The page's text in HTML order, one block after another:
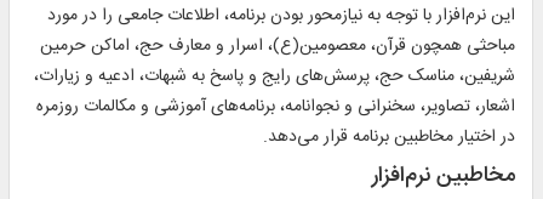
اين نرم‌افزار با توجه به نياز‌محور بودن برنامه، اطلاعات جامعی را در مورد
مباحثی همچون قرآن، معصومين(ع)، اسرار و معارف حج، اماکن حرمين
شريفين، مناسک حج، پرسش‌های رايج و پاسخ به شبهات، ادعیه و زیارات،
اشعار، تصاوير، سخنرانی و نجوانامه، برنامه‌های آموزشی و مکالمات روزمره
در اختيار مخاطبين برنامه قرار می‌دهد.
مخاطبين نرم‌افزار